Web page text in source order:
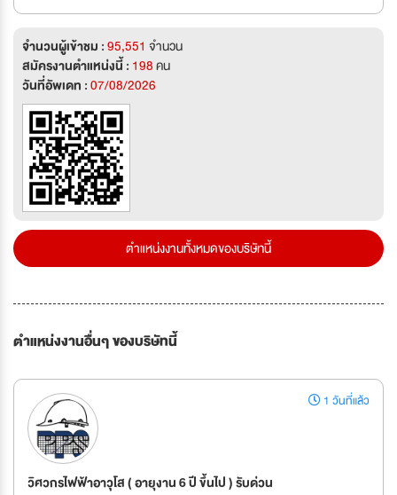
จำนวนผู้เข้าชม :95,551 จำนวน
สมัครงานตำแหน่งนี้ : 198คน
วันที่อัพเดท :07/08/2026
ตำแหน่งงานทั้งหมดของบริษัทนี้
ตำแหน่งงานอื่นๆ ของบริษัทนี้
1 วันที่แล้ว
วิศวกรไฟฟ้าอาวุโส ( อายุงาน 6 ปี ขึ้นไป ) รับด่วน